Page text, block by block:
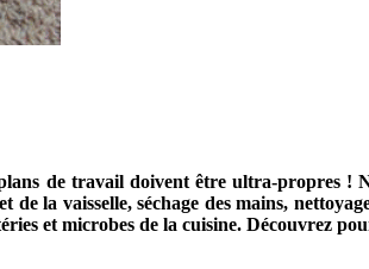
de travail doivent être ultra-propres !
la vaisselle, séchage des mains,
et microbes de la cuisine. Découvrez